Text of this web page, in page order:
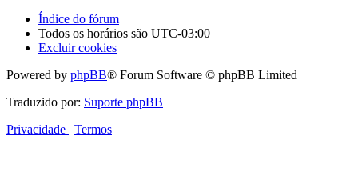
Índice do fórum
Todos os horários são UTC-03:00
Excluir cookies
Powered by phpBB® Forum Software © phpBB Limited
Traduzido por: Suporte phpBB
Privacidade | Termos